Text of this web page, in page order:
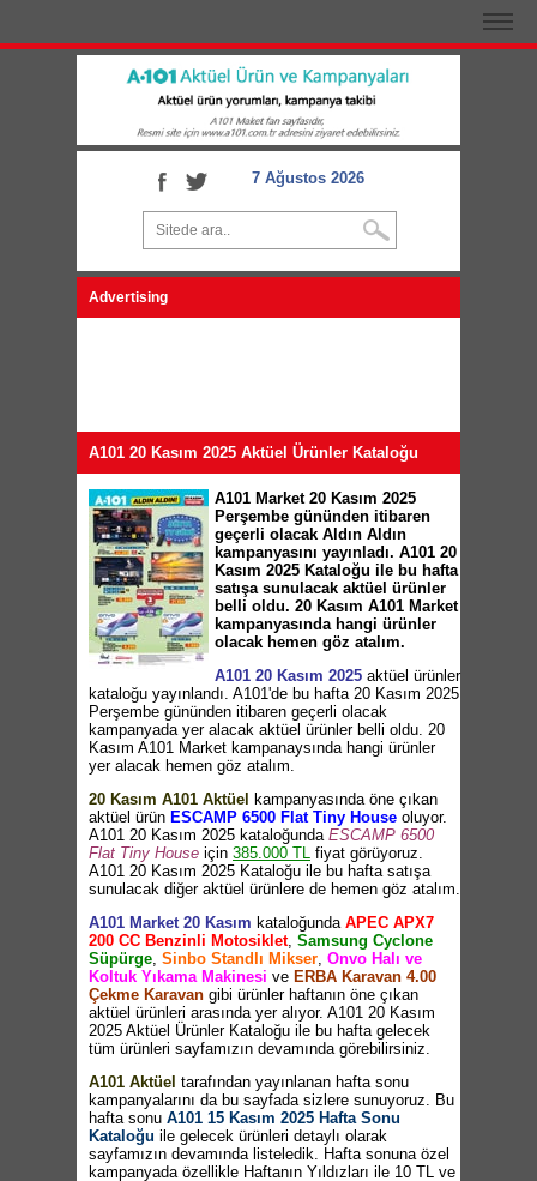
7 Ağustos 2026
Advertising
A101 20 Kasım 2025 Aktüel Ürünler Kataloğu
A101 Market 20 Kasım 2025
Perşembe gününden itibaren
geçerli olacak Aldın Aldın
kampanyasını yayınladı. A101 20
Kasım 2025 Kataloğu ile bu hafta
satışa sunulacak aktüel ürünler
belli oldu. 20 Kasım A101 Market
kampanyasında hangi ürünler
olacak hemen göz atalım.
A101 20 Kasım 2025 aktüel ürünler
kataloğu yayınlandı. A101'de bu hafta 20 Kasım 2025
Perşembe gününden itibaren geçerli olacak
kampanyada yer alacak aktüel ürünler belli oldu. 20
Kasım A101 Market kampanaysında hangi ürünler
yer alacak hemen göz atalım.
20 Kasım A101 Aktüel
kampanyasında öne çıkan
aktüel ürün ESCAMP 6500 Flat Tiny House oluyor.
A101 20 Kasım 2025 kataloğunda ESCAMP 6500
Flat Tiny House için 385.000 TL fiyat görüyoruz.
A101 20 Kasım 2025 Kataloğu ile bu hafta satışa
sunulacak diğer aktüel ürünlere de hemen göz atalım.
A101 Market 20 Kasım kataloğunda APEC APX7
200 CC Benzinli Motosiklet, Samsung Cyclone
Süpürge, Sinbo Standlı Mikser, Onvo Halı ve
Koltuk Yıkama Makinesi ve ERBA Karavan 4.00
Çekme Karavan gibi ürünler haftanın öne çıkan
aktüel ürünleri arasında yer alıyor. A101 20 Kasım
2025 Aktüel Ürünler Kataloğu ile bu hafta gelecek
tüm ürünleri sayfamızın devamında görebilirsiniz.
A101 Aktüel tarafından yayınlanan hafta sonu
kampanyalarını da bu sayfada sizlere sunuyoruz. Bu
hafta sonu A101 15 Kasım 2025 Hafta Sonu
Kataloğu ile gelecek ürünleri detaylı olarak
sayfamızın devamında listeledik. Hafta sonuna özel
kampanyada özellikle Haftanın Yıldızları ile 10 TL ve